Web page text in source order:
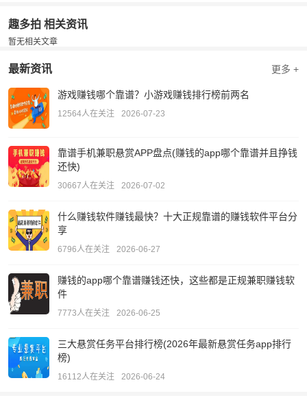
趣多拍 相关资讯
暂无相关文章
最新资讯 更多 +
游戏赚钱哪个靠谱？小游戏赚钱排行榜前两名
12564人在关注 2026-07-23
靠谱手机兼职悬赏APP盘点(赚钱的app哪个靠谱并且挣钱
还快)
30667人在关注 2026-07-02
什么赚钱软件赚钱最快？十大正规靠谱的赚钱软件平台分
享
6796人在关注 2026-06-27
赚钱的app哪个靠谱赚钱还快，这些都是正规兼职赚钱软
件
7773人在关注 2026-06-25
三大悬赏任务平台排行榜(2026年最新悬赏任务app排行
榜)
16112人在关注 2026-06-24